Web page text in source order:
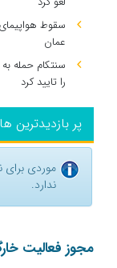
سقوط
عمان
سنتکام حمله
را تایید کرد
پر بازدیدترین ها
موردی
ندارد.
مجوز فعالیت